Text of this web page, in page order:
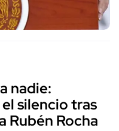
nadie:
silencio tras
Rubén Rocha